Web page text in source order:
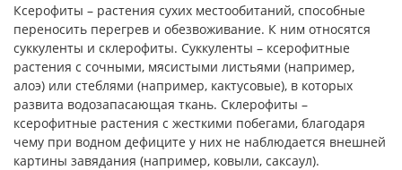
Ксерофиты – растения сухих местообитаний, способные
переносить перегрев и обезвоживание. К ним относятся
суккуленты и склерофиты. Суккуленты – ксерофитные
растения с сочными, мясистыми листьями (например,
алоэ) или стеблями (например, кактусовые), в которых
развита водозапасающая ткань. Склерофиты –
ксерофитные растения с жесткими побегами, благодаря
чему при водном дефиците у них не наблюдается внешней
картины завядания (например, ковыли, саксаул).